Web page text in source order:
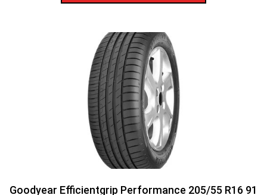
Goodyear Efficientgrip Performance 205/55 R16 91